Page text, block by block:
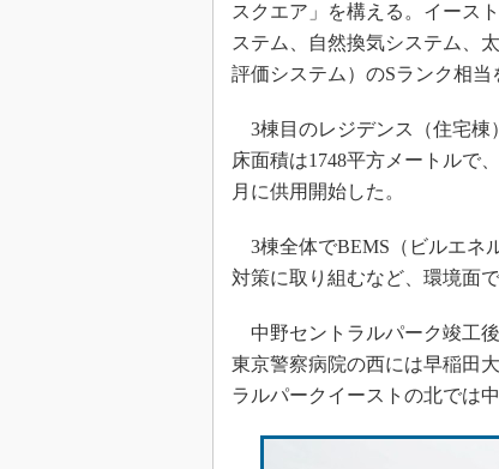
スクエア」を構える。イース
ステム、自然換気システム、
評価システム）のSランク相当
3棟目のレジデンス（住宅棟
床面積は1748平方メートルで
月に供用開始した。
3棟全体でBEMS（ビルエネ
対策に取り組むなど、環境面
中野セントラルパーク竣工
東京警察病院の西には早稲田
ラルパークイーストの北では